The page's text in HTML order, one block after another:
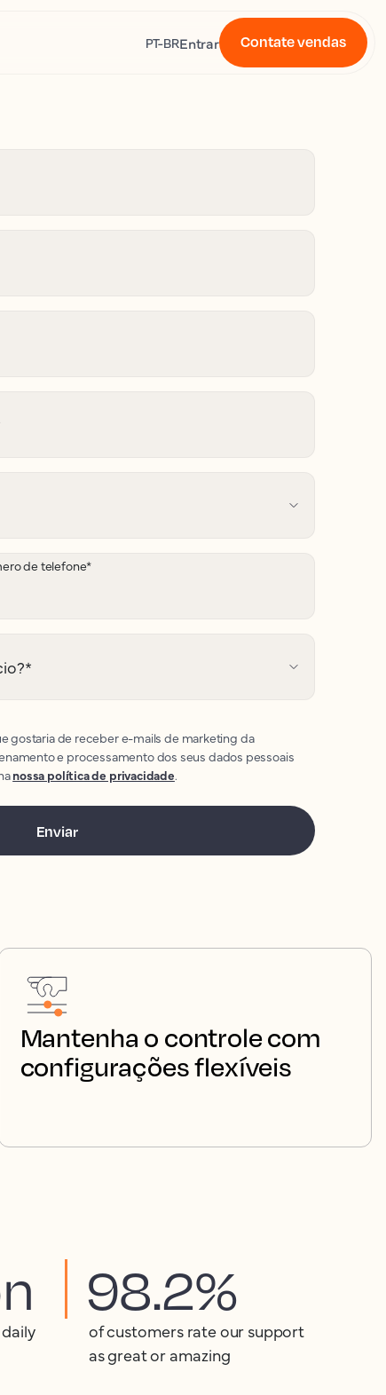
PT-BREntrar Contate vendas
de telefone*
*
gostaria de receber e-mails de marketing da
e processamento dos seus dados pessoais
nossa política de privacidade.
Mantenha o controle com
configurações flexíveis
98.2%
of customers rate our support
as great or amazing